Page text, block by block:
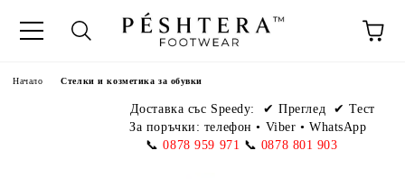
Начало Стелки и козметика за обувки
Доставка със Speedy:
✔ Преглед ✔ Тест
За поръчки: телефон• Viber • WhatsApp
📞 0878 959 971 📞 0878 801 903